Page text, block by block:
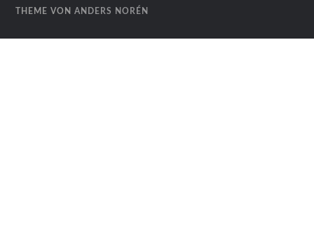
THEME VONANDERS NORÉN